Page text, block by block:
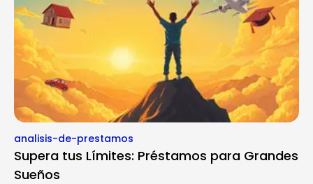
analisis-de-prestamos
Supera tus Límites: Préstamos para Grandes
Sueños